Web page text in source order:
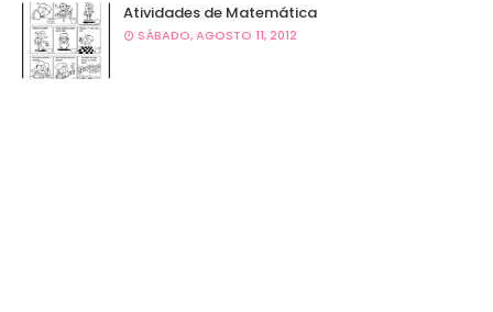
Atividades de Matemática
SÁBADO, AGOSTO 11, 2012